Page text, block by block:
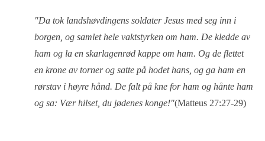
"Da tok landshøvdingens soldater Jesus med seg inn i
borgen, og samlet hele vaktstyrken om ham. De kledde av
ham og la en skarlagenrød kappe om ham. Og de flettet
en krone av torner og satte på hodet hans, og ga ham en
rørstav i høyre hånd. De falt på kne for ham og hånte ham
og sa: Vær hilset, du jødenes konge!"(Matteus 27:27-29)